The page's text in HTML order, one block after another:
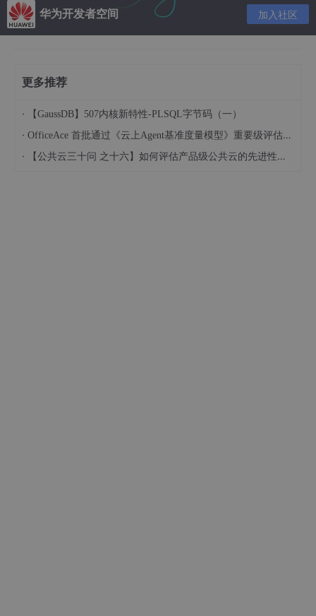
推荐内容
华为开发者空间 加入社区
更多推荐
· 【GaussDB】507内核新特性-PLSQL字节码（一）
· OfficeAce 首批通过《云上Agent基准度量模型》重要级评估，定义智能体可信新标杆
· 【公共云三十问 之十六】如何评估产品级公共云的先进性水平？